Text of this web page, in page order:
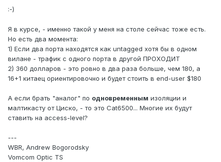
:-)
Я в курсе, - именно такой у меня на столе сейчас тоже есть.
Но есть два момента:
1) Если два порта находятся как untagged хотя бы в одном
вилане - трафик с одного порта в другой ПРОХОДИТ
2) 360 долларов - это ровно в два раза больше, чем 180, а
16+1 китаец ориентировочно и будет стоить в end-user $180
А если брать "аналог" по одновременным изоляции и
малтикасту от Циско, - то это Cat6500... Многие их будут
ставить на access-level?
---
WBR, Andrew Bogorodsky
Vomcom Optic TS